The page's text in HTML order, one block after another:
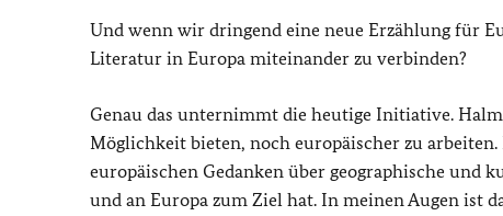
Und wenn wir dringend eine neue Erzählung für
Literatur in Europa miteinander zu verbinden?
Genau das unternimmt die heutige Initiative.
Möglichkeit bieten, noch europäischer zu
europäischen Gedanken über geographische und
und an Europa zum Ziel hat. In meinen Augen ist